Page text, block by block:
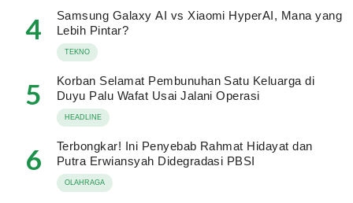
4
Samsung Galaxy AI vs Xiaomi HyperAI, Mana yang
Lebih Pintar?
TEKNO
5
Korban Selamat Pembunuhan Satu Keluarga di
Duyu Palu Wafat Usai Jalani Operasi
HEADLINE
6
Terbongkar! Ini Penyebab Rahmat Hidayat dan
Putra Erwiansyah Didegradasi PBSI
OLAHRAGA